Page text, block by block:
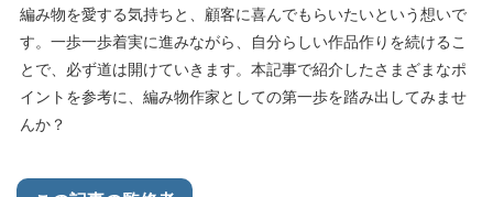
編み物を愛する気持ちと、顧客に喜んでもらいたいという想いで
す。一歩一歩着実に進みながら、自分らしい作品作りを続けるこ
とで、必ず道は開けていきます。本記事で紹介したさまざまなポ
イントを参考に、編み物作家としての第一歩を踏み出してみませ
んか？